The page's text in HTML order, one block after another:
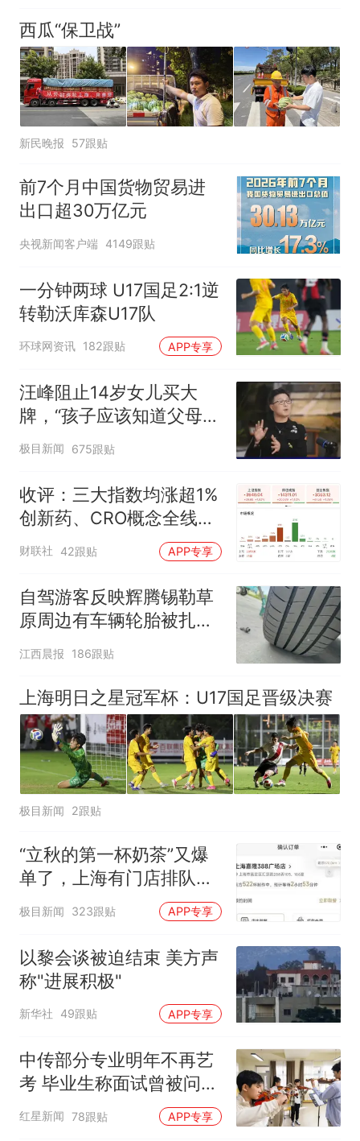
西瓜“保卫战”
新民晚报 57跟贴
前7个月中国货物贸易进
出口超30万亿元
央视新闻客户端 4149跟贴
一分钟两球 U17国足2:1逆
转勒沃库森U17队
环球网资讯 182跟贴 APP专享
汪峰阻止14岁女儿买大
牌，“孩子应该知道父母的
不易”，称自己买衣服80%
极目新闻 675跟贴
收评：三大指数均涨超1%
创新药、CRO概念全线走
强
财联社 42跟贴 APP专享
自驾游客反映辉腾锡勒草
原周边有车辆轮胎被扎，
修理店铺换胎价格高达千
江西晨报 186跟贴
上海明日之星冠军杯：U17国足晋级决赛
极目新闻 2跟贴
“立秋的第一杯奶茶”又爆
单了，上海有门店排队超
500杯，店员：今天奶茶
店都很忙，要等2个多小
时
极目新闻 323跟贴 APP专享
以黎会谈被迫结束 美方声
称"进展积极"
新华社 49跟贴 APP专享
中传部分专业明年不再艺
考 毕业生称面试曾被问
“如何策划晚会” 专家：遏
制“艺考捷径化”
红星新闻 78跟贴 APP专享